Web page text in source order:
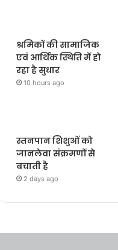
श्रमिकों की सामाजिक
एवं आर्थिक स्थिति में हो
रहा है सुधार
10 hours ago
स्तनपान शिशुओं को
जानलेवा संक्रमणों से
बचाती है
2 days ago